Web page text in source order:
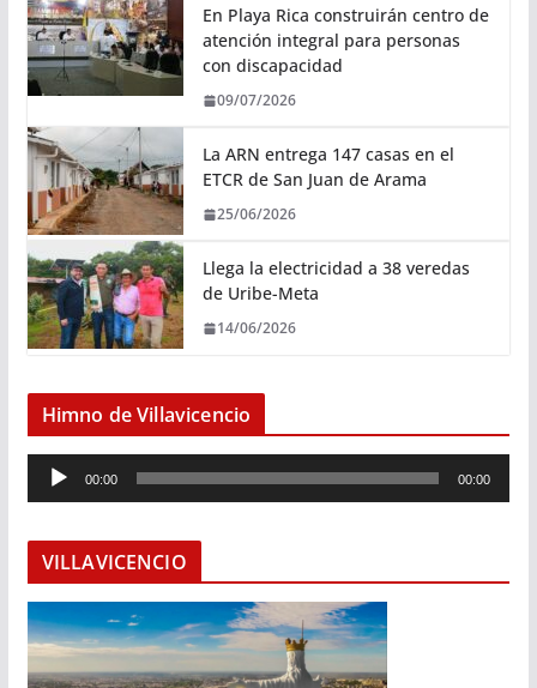
En Playa Rica construirán centro de
atención integral para personas
con discapacidad
09/07/2026
La ARN entrega 147 casas en el
ETCR de San Juan de Arama
25/06/2026
Llega la electricidad a 38 veredas
de Uribe-Meta
14/06/2026
Himno de Villavicencio
e
o
d
u
c
00:00 00:00
VILLAVICENCIO